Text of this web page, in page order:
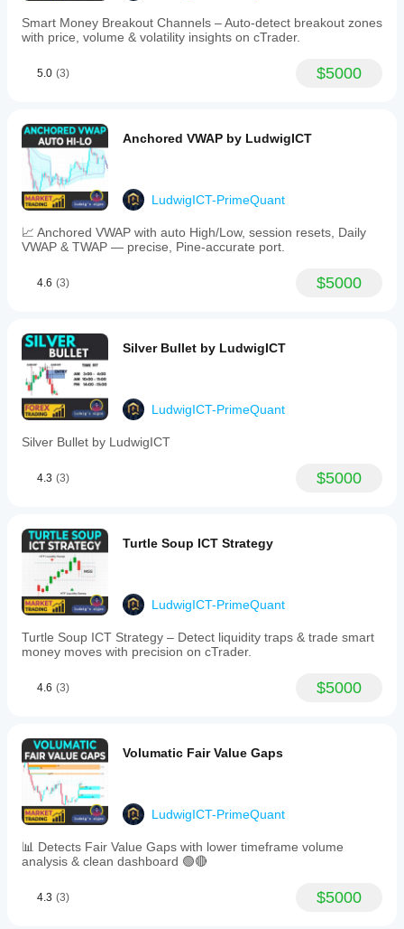
Smart Money Breakout Channels – Auto-detect breakout zones
with price, volume & volatility insights on cTrader.
5.0 (3) $5000
Anchored VWAP by LudwigICT
LudwigICT-PrimeQuant
📈 Anchored VWAP with auto High/Low, session resets, Daily
VWAP & TWAP — precise, Pine-accurate port.
4.6 (3) $5000
Silver Bullet by LudwigICT
LudwigICT-PrimeQuant
Silver Bullet by LudwigICT
4.3 (3) $5000
Turtle Soup ICT Strategy
LudwigICT-PrimeQuant
Turtle Soup ICT Strategy – Detect liquidity traps & trade smart
money moves with precision on cTrader.
4.6 (3) $5000
Volumatic Fair Value Gaps
LudwigICT-PrimeQuant
📊 Detects Fair Value Gaps with lower timeframe volume
analysis & clean dashboard 🟢🔴
4.3 (3) $5000